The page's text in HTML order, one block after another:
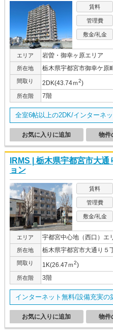
賃料
管理費
敷金/礼金
エリア 岩曽・御幸ヶ原エリア
所在地 栃木県宇都宮市御幸ケ原
間取り 2DK(43.74ｍ2)
所在階 7階
全室6帖以上の2DK/インターネ
物件
お気に入りに追加
IRMS | 栃木県宇都宮市大
ョン
賃料
管理費
敷金/礼金
エリア 宇都宮中心地（西口）エ
所在地 栃木県宇都宮市大通り５
間取り 1K(26.47ｍ2)
所在階 3階
インターネット無料/設備充実の
物件
お気に入りに追加